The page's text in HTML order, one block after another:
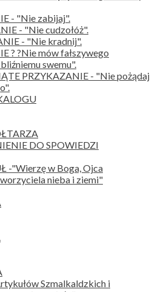
- "Nie zabijaj".
- "Nie cudzołóż".
- "Nie kradnij".
? ?Nie mów fałszywego
swemu".
PRZYKAZANIE - "Nie pożądaj
DO SPOWIEDZI
-"Wierzę w Boga, Ojca
nieba i ziemi"
Szmalkaldzkich i